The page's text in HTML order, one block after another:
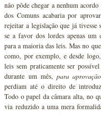
não pôde chegar a nenhum
dos Comuns acabaria por
rejeitar a legislação que já tivesse
se a favor dos lordes apenas um
para a maioria das leis. Mas no
como, por exemplo, e desde
leis sem praticamente ser
durante um mês,para aprovação
perdiam até o direito de
Todo o papel da câmara alta, no
via reduzido a uma mera